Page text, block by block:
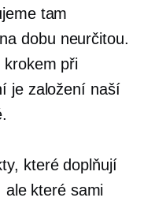
tam
dobu neurčitou.
krokem při
je založení naší
které doplňují
ale které sami